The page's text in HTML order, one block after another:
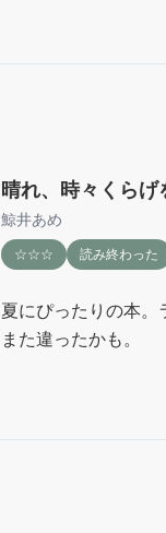
ずらいという感情を
になる。
晴れ、時々くらげ
鯨井あめ
☆☆☆ 読み終わった
夏にぴったりの本
また違ったかも。